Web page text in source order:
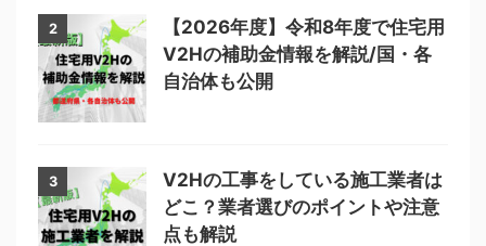
2
【2026年度】令和8年度で住宅用
V2Hの補助金情報を解説/国・各
自治体も公開
3
V2Hの工事をしている施工業者は
どこ？業者選びのポイントや注意
点も解説